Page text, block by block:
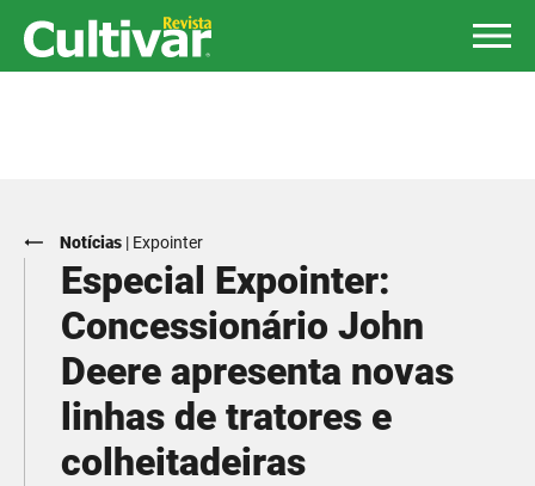
Notícias | Expointer
Especial Expointer:
Concessionário John
Deere apresenta novas
linhas de tratores e
colheitadeiras